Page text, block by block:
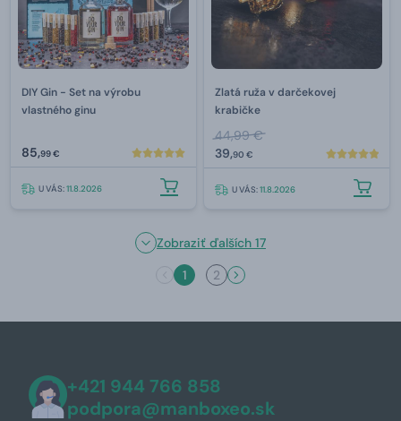
DIY Gin - Set na výrobu
vlastného ginu
85,99 €
U VÁS:11.8.2026
Zlatá ruža v darčekovej
krabičke
44,99 €
39,90 €
U VÁS:11.8.2026
Zobraziť ďalších 17
1
2
+421 944 766 858
podpora@manboxeo.sk